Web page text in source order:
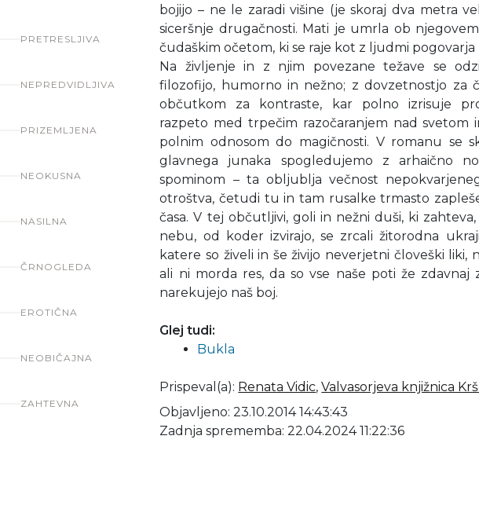
PRETRESLJIVA
NEPREDVIDLJIVA
PRIZEMLJENA
NEOKUSNA
NASILNA
ČRNOGLEDA
EROTIČNA
NEOBIČAJNA
ZAHTEVNA
bojijo – ne le zaradi višine (je skoraj dva metra
siceršnje drugačnosti. Mati je umrla ob
čudaškim očetom, ki se raje kot z ljudmi pogovarja
Na življenje in z njim povezane težave se
filozofijo, humorno in nežno; z dovzetnostjo za
občutkom za kontraste, kar polno izrisuje
razpeto med trpečim razočaranjem nad svetom
polnim odnosom do magičnosti. V romanu se
glavnega junaka spogledujemo z arhaično
spominom – ta obljublja večnost
otroštva, četudi tu in tam rusalke trmasto
časa. V tej občutljivi, goli in nežni duši, ki
nebu, od koder izvirajo, se zrcali žitorodna
katere so živeli in še živijo neverjetni človeški liki,
ali ni morda res, da so vse naše poti že
narekujejo naš boj.
Glej tudi:
Bukla
Prispeval(a): Renata Vidic,Valvasorjeva knjižnica
Objavljeno: 23.10.2014 14:43:43
Zadnja sprememba: 22.04.2024 11:22:36